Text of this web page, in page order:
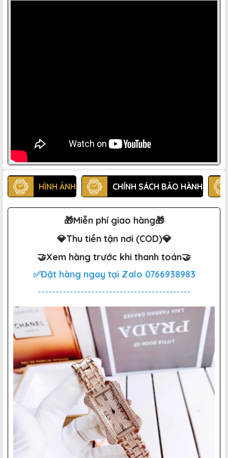
HÌNH ẢNH CHÍNH SÁCH BẢO HÀNH
🎁Miễn phí giao hàng🎁
💎Thu tiền tận nơi (COD)💎
🤝Xem hàng trước khi thanh toán🤝
✅Đặt hàng ngay tại Zalo 0766938983
-------------------------------------------